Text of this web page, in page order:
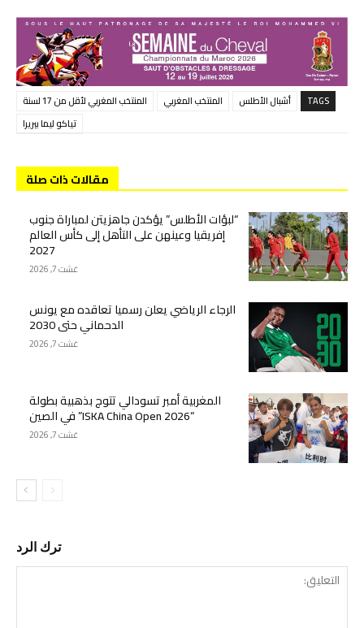
TAGS أشبال الأطلس المنتخب المغربي
المنتخب المغربي لأقل من 17 لسنة
تياكو ليما بيريرا
مقالات ذات صلة
“لبؤات الأطلس” يؤكدن جاهزيتن لمباراة جنوب
إفريقيا وعينهن على التأهل إلى كأس العالم
2027
غشت 7, 2026
الرجاء الرياضي يعلن رسميا تعاقده مع يونس
الدحماني حتى 2030
غشت 7, 2026
المغربية أمبر تسودالي تتوج بذهبية بطولة
“ISKA China Open 2026” في الصين
غشت 7, 2026
ترك الرد